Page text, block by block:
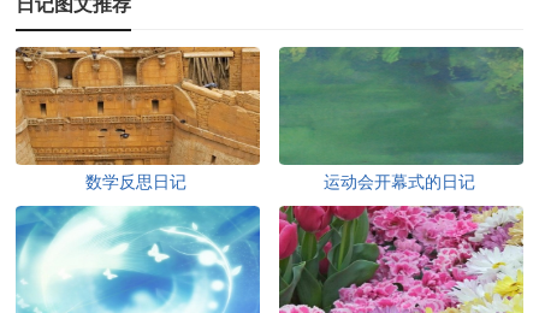
数学反思日记 运动会开幕式的日记